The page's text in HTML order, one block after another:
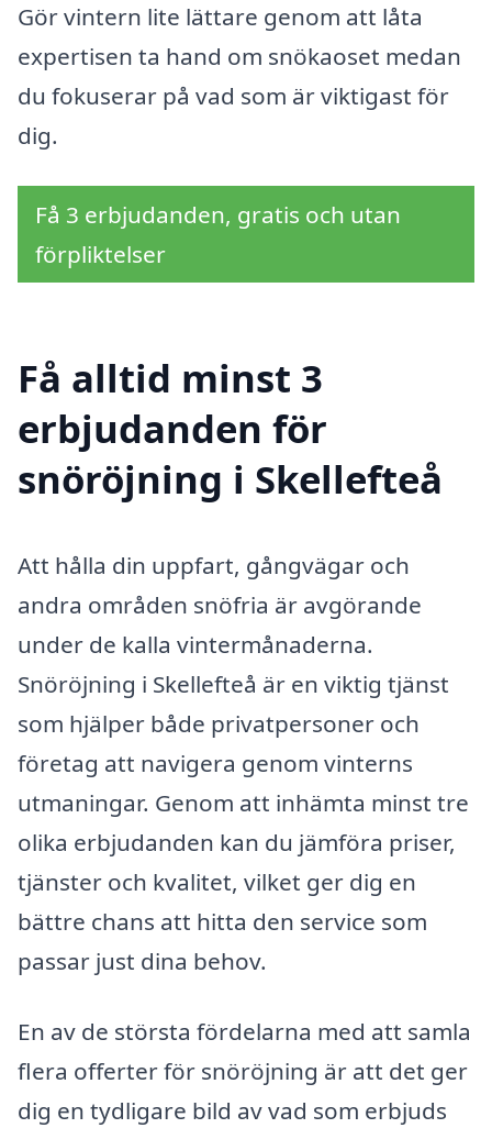
Gör vintern lite lättare genom att låta
expertisen ta hand om snökaoset medan
du fokuserar på vad som är viktigast för
dig.
Få 3 erbjudanden, gratis och utan
förpliktelser
Få alltid minst 3
erbjudanden för
snöröjning i Skellefteå
Att hålla din uppfart, gångvägar och
andra områden snöfria är avgörande
under de kalla vintermånaderna.
Snöröjning i Skellefteå är en viktig tjänst
som hjälper både privatpersoner och
företag att navigera genom vinterns
utmaningar. Genom att inhämta minst tre
olika erbjudanden kan du jämföra priser,
tjänster och kvalitet, vilket ger dig en
bättre chans att hitta den service som
passar just dina behov.
En av de största fördelarna med att samla
flera offerter för snöröjning är att det ger
dig en tydligare bild av vad som erbjuds